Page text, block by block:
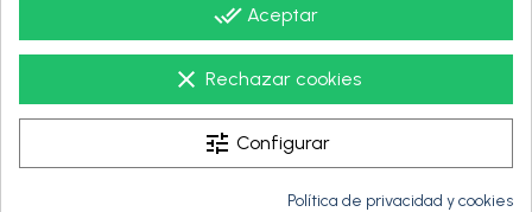
done_all Aceptar
clear Rechazar cookies
tune Configurar
Política de privacidad y cookies